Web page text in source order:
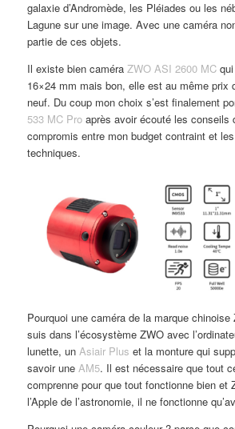
galaxie d’Andromède, les Pléiades ou les
Lagune sur une image. Avec une caméra
partie de ces objets.
Il existe bien caméraZWO ASI 2600 MC
16×24 mm mais bon, elle est au même prix
neuf. Du coup mon choix s’est finalement
533 MC Pro après avoir écouté les conseils
compromis entre mon budget contraint et
techniques.
Pourquoi une caméra de la marque
suis dans l’écosystème ZWO avec
lunette, unAsiair Plus et la monture qui
savoir uneAM5. Il est nécessaire que tout
comprenne pour que tout fonctionne bien et
l’Apple de l’astronomie, il ne fonctionne